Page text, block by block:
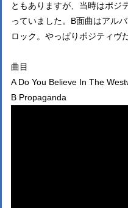
ともありますが、当時はポジ
っていました。B面曲はアル
ロック。やっぱりポジティヴだ
曲目
A Do You Believe In The
B Propaganda